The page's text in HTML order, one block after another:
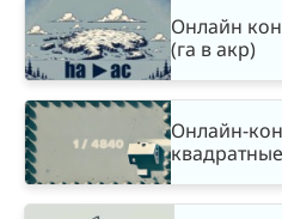
Онлайн
(га в акр)
Онлайн-